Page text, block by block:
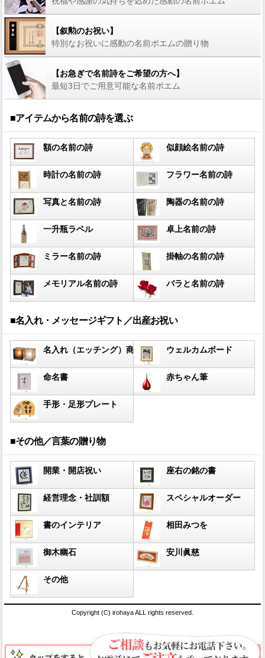
【叙勲のお祝い】
特別なお祝いに感動の名前ポエムの贈り物
【お急ぎで名前詩をご希望の方へ】
最短3日でご用意可能な名前ポエム
■アイテムから名前の詩を選ぶ
額の名前の詩 似顔絵名前の詩
時計の名前の詩 フラワー名前の詩
写真と名前の詩 陶器の名前の詩
一升瓶ラベル 卓上名前の詩
ミラー名前の詩 掛軸の名前の詩
メモリアル名前の詩 バラと名前の詩
■名入れ・メッセージギフト／出産お祝い
名入れ（エッチング）商品 ウェルカムボード
命名書 赤ちゃん筆
手形・足形プレート
■その他／言葉の贈り物
開業・開店祝い 座右の銘の書
経営理念・社訓額 スペシャルオーダー
書のインテリア 相田みつを
御木幽石 安川眞慈
その他
Copyright (C) irohaya ALL rights reserved.